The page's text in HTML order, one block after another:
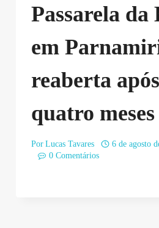
Passarela da
em
reaberta
quatro meses
Por Lucas Tavares
6 de agosto
0 Comentários